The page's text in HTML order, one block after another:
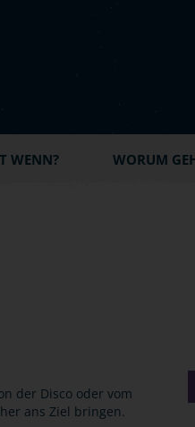
WENN? WORUM
der Disco oder vom
ans Ziel bringen.